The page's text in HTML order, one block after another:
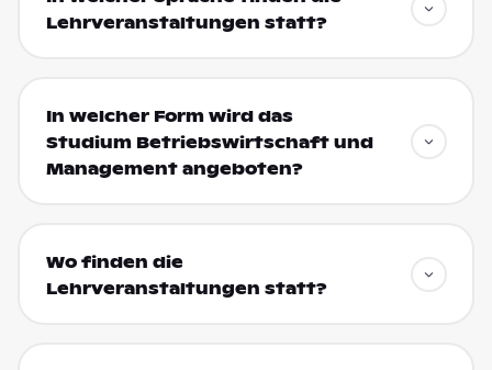
Lehrveranstaltungen statt?
In welcher Form wird das
Studium Betriebswirtschaft und
Management angeboten?
Wo finden die
Lehrveranstaltungen statt?